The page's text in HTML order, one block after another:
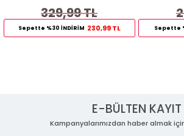
329,99 TL
Sepette %30 İNDİRİM 230,99 TL Sepette
E-BÜLTEN KAYIT
Kampanyalarımızdan haber almak